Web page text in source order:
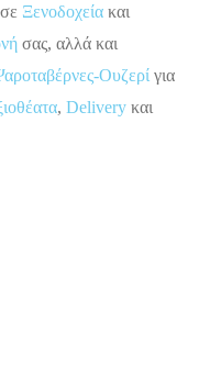
Ξενοδοχεία και
σας, αλλά και
Ουζερί για
, Delivery και